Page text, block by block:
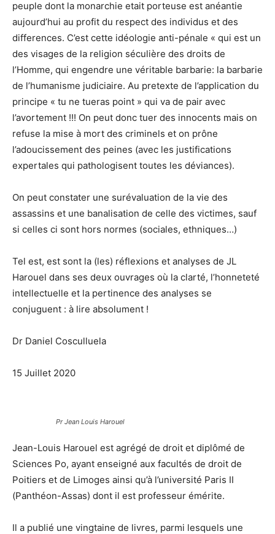
peuple dont la monarchie etait porteuse est anéantie
aujourd’hui au profit du respect des individus et des
differences. C’est cette idéologie anti-pénale « qui est un
des visages de la religion séculière des droits de
l’Homme, qui engendre une véritable barbarie: la barbarie
de l’humanisme judiciaire. Au pretexte de l’application du
principe « tu ne tueras point » qui va de pair avec
l’avortement !!! On peut donc tuer des innocents mais on
refuse la mise à mort des criminels et on prône
l’adoucissement des peines (avec les justifications
expertales qui pathologisent toutes les déviances).
On peut constater une surévaluation de la vie des
assassins et une banalisation de celle des victimes, sauf
si celles ci sont hors normes (sociales, ethniques…)
Tel est, est sont la (les) réflexions et analyses de JL
Harouel dans ses deux ouvrages où la clarté, l’honneteté
intellectuelle et la pertinence des analyses se
conjuguent : à lire absolument !
Dr Daniel Cosculluela
15 Juillet 2020
Pr Jean Louis Harouel
Jean-Louis Harouel est agrégé de droit et diplômé de
Sciences Po, ayant enseigné aux facultés de droit de
Poitiers et de Limoges ainsi qu’à l’université Paris II
(Panthéon-Assas) dont il est professeur émérite.
Il a publié une vingtaine de livres, parmi lesquels une